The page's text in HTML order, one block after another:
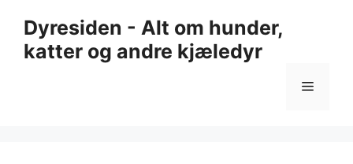
innhold
Dyresiden - Alt om hunder,
katter og andre kjæledyr
Meny